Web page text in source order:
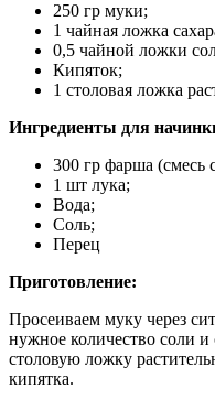
250 гр муки;
1 чайная ложка
0,5 чайной ложки
Кипяток;
1 столовая ложка
Ингредиенты для
300 гр фарша
1 шт лука;
Вода;
Соль;
Перец
Приготовление:
Просеиваем муку через
нужное количество соли и
столовую ложку
кипятка.